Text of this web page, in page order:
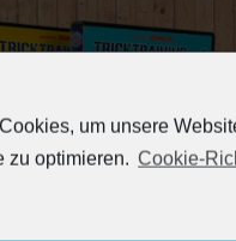
um unsere
zu optimieren. Cookie-